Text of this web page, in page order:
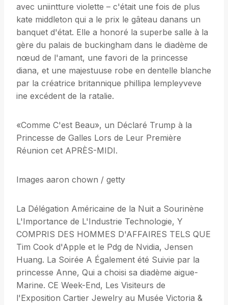
avec uniintture violette – c'était une fois de plus
kate middleton qui a le prix le gâteau danans un
banquet d'état. Elle a honoré la superbe salle à la
gère du palais de buckingham dans le diadème de
nœud de l'amant, une favori de la princesse
diana, et une majestuuse robe en dentelle blanche
par la créatrice britannique phillipa lempleyveve
ine excédent de la ratalie.
«Comme C'est Beau», un Déclaré Trump à la
Princesse de Galles Lors de Leur Première
Réunion cet APRÈS-MIDI.
Images aaron chown / getty
La Délégation Américaine de la Nuit a Sourinène
L'Importance de L'Industrie Technologie, Y
COMPRIS DES HOMMES D'AFFAIRES TELS QUE
Tim Cook d'Apple et le Pdg de Nvidia, Jensen
Huang. La Soirée A Également été Suivie par la
princesse Anne, Qui a choisi sa diadème aigue-
Marine. CE Week-End, Les Visiteurs de
l'Exposition Cartier Jewelry au Musée Victoria &